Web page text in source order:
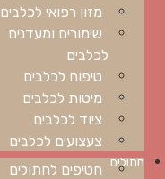
מזון רפואי לכלבים
שימורים ומעדנים
לכלבים
טיפוח לכלבים
מיטות לכלבים
ציוד לכלבים
צעצועים לכלבים
חתולים חטיפים לחתולים